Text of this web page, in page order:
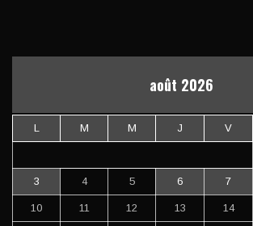
août 2026
L M M J V
3 4 5 6 7
10 11 12 13 14